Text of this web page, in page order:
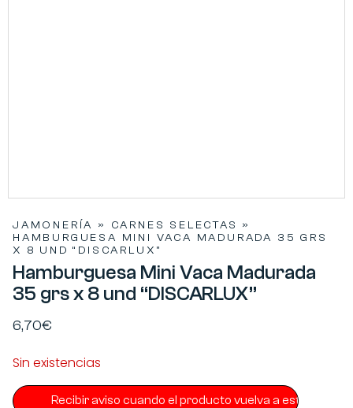
JAMONERÍA » CARNES SELECTAS
»
HAMBURGUESA MINI VACA MADURADA 35 GRS
X 8 UND “DISCARLUX”
Hamburguesa Mini Vaca Madurada
35 grs x 8 und “DISCARLUX”
6,70€
Sin existencias